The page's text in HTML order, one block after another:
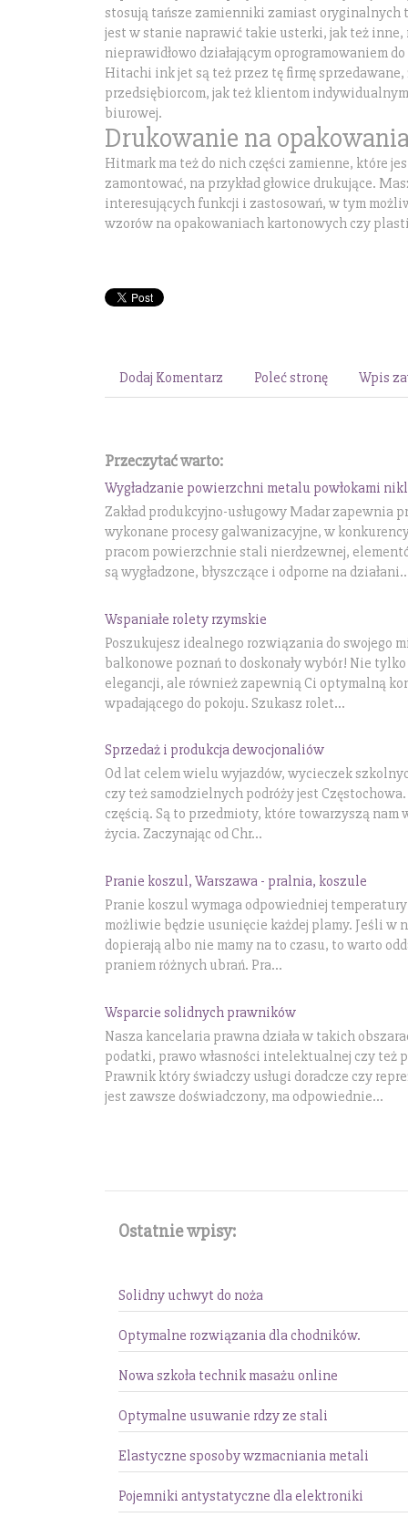
stosują tańsze zamienniki zamiast oryginalnych
jest w stanie naprawić takie usterki, jak też inne,
nieprawidłowo działającym oprogramowaniem
Hitachi ink jet są też przez tę firmę
przedsiębiorcom, jak też klientom
biurowej.
Drukowanie na
Hitmark ma też do nich części zamienne, które
zamontować, na przykład głowice drukujące.
interesujących funkcji i zastosowań, w tym
wzorów na opakowaniach kartonowych czy
Dodaj Komentarz Poleć stronę Wpis
Przeczytać warto:
Wygładzanie powierzchni metalu powłokami
Zakład produkcyjno-usługowy Madar zapewnia
wykonane procesy galwanizacyjne, w
pracom powierzchnie stali nierdzewnej,
są wygładzone, błyszczące i odporne na
Wspaniałe rolety rzymskie
Poszukujesz idealnego rozwiązania do swojego
balkonowe poznań to doskonały wybór! Nie
elegancji, ale również zapewnią Ci optymalną
wpadającego do pokoju. Szukasz rolet...
Sprzedaż i produkcja dewocjonaliów
Od lat celem wielu wyjazdów, wycieczek
czy też samodzielnych podróży jest
częścią. Są to przedmioty, które towarzyszą nam
życia. Zaczynając od Chr...
Pranie koszul, Warszawa - pralnia, koszule
Pranie koszul wymaga odpowiedniej
możliwie będzie usunięcie każdej plamy. Jeśli w
dopierają albo nie mamy na to czasu, to warto
praniem różnych ubrań. Pra...
Wsparcie solidnych prawników
Nasza kancelaria prawna działa w takich
podatki, prawo własności intelektualnej czy też
Prawnik który świadczy usługi doradcze czy
jest zawsze doświadczony, ma odpowiednie...
Ostatnie wpisy:
Solidny uchwyt do noża
Optymalne rozwiązania dla chodników.
Nowa szkoła technik masażu online
Optymalne usuwanie rdzy ze stali
Elastyczne sposoby wzmacniania metali
Pojemniki antystatyczne dla elektroniki